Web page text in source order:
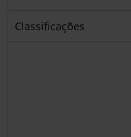
Classificações